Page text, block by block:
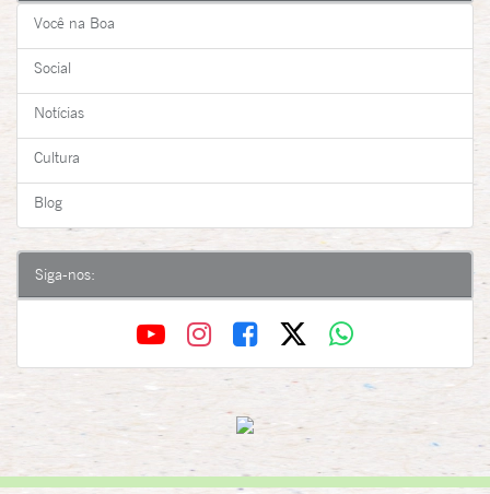
Você na Boa
Social
Notícias
Cultura
Blog
Siga-nos: